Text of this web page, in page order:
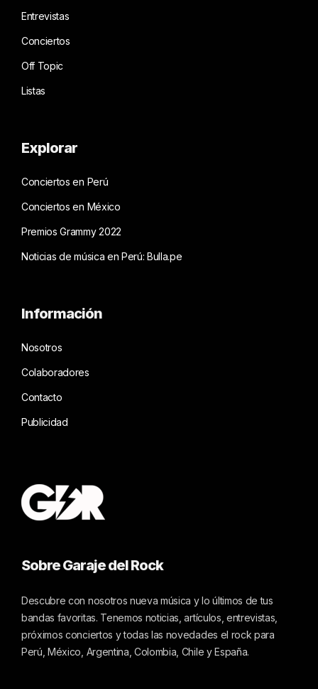
Entrevistas
Conciertos
Off Topic
Listas
Explorar
Conciertos en Perú
Conciertos en México
Premios Grammy 2022
Noticias de música en Perú: Bulla.pe
Información
Nosotros
Colaboradores
Contacto
Publicidad
Sobre Garaje del Rock
Descubre con nosotros nueva música y lo últimos de tus
bandas favoritas. Tenemos noticias, artículos, entrevistas,
próximos conciertos y todas las novedades el rock para
Perú, México, Argentina, Colombia, Chile y España.